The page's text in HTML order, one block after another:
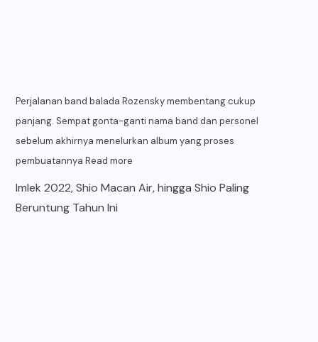
Perjalanan band balada Rozensky membentang cukup
panjang. Sempat gonta-ganti nama band dan personel
sebelum akhirnya menelurkan album yang proses
pembuatannya Read more
Imlek 2022, Shio Macan Air, hingga Shio Paling
Beruntung Tahun Ini